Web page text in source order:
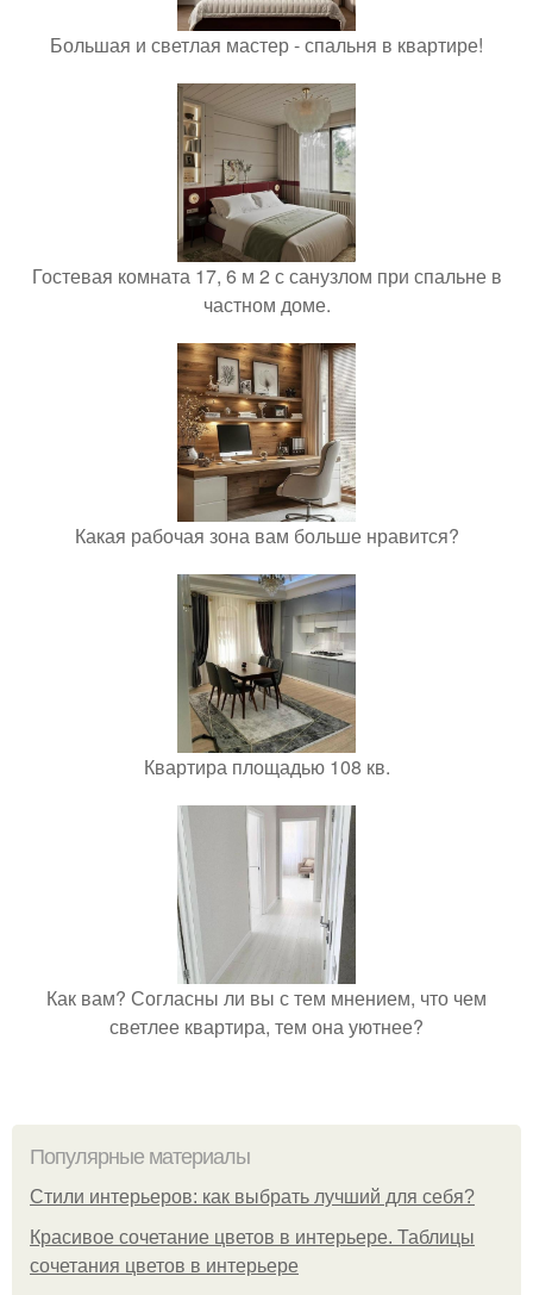
Большая и светлая мастер - спальня в квартире!
Гостевая комната 17, 6 м 2 с санузлом при спальне в
частном доме.
Какая рабочая зона вам больше нравится?
Квартира площадью 108 кв.
Как вам? Согласны ли вы с тем мнением, что чем
светлее квартира, тем она уютнее?
Популярные материалы
Стили интерьеров: как выбрать лучший для себя?
Красивое сочетание цветов в интерьере. Таблицы
сочетания цветов в интерьере